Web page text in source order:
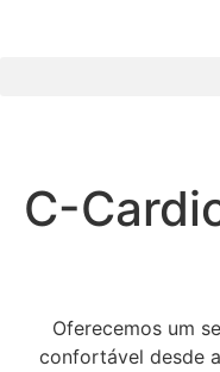
C-
Oferecemos um
confortável desde